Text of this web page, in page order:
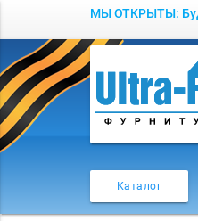
МЫ ОТКРЫТЫ:
Каталог